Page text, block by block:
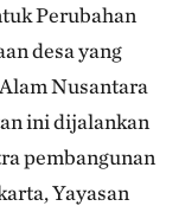
Perubahan
desa yang
Nusantara
ini dijalankan
pembangunan
Yayasan